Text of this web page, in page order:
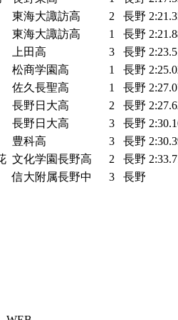
東海大諏訪高 2 長野
東海大諏訪高 1 長野
上田高 3 長野
松商学園高 1 長野
佐久長聖高 1 長野
長野日大高 2 長野
長野日大高 3 長野
豊科高 3 長野
文化学園長野高 2 長野
信大附属長野中 3 長野